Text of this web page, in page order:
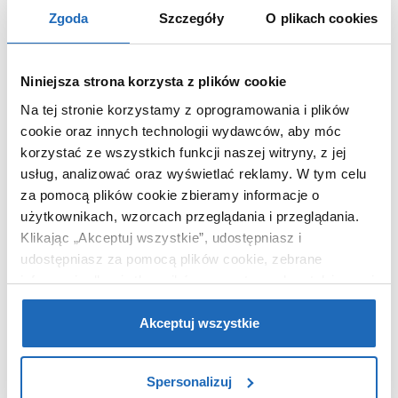
Zgoda Szczegóły O plikach cookies
Niniejsza strona korzysta z plików cookie
Na tej stronie korzystamy z oprogramowania i plików
cookie oraz innych technologii wydawców, aby móc
korzystać ze wszystkich funkcji naszej witryny, z jej
usług, analizować oraz wyświetlać reklamy. W tym celu
za pomocą plików cookie zbieramy informacje o
użytkownikach, wzorcach przeglądania i przeglądania.
Klikając „Akceptuj wszystkie”, udostępniasz i
udostępniasz za pomocą plików cookie, zebrane
informacje dla użytkowników zewnętrznych, a także nasi
partnerzy reklamowi.Jeśli chcesz, włącz „Tylko
wymagane pliki cookie”.Pamiętaj jednak, że
zablokowane niektóre pliki cookie mogą mieć wpływ na
Akceptuj wszystkie
Spersonalizuj
kompozytowy
Dłuższy bok
Krótszy bok
70 cm
Kod EAN
5902627757426
Wymiary z
opakowaniem
98 x 6 x 78 cm
Waga z
opakowaniem
8,00 kg
Dane producenta